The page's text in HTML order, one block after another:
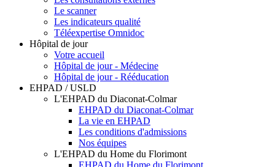
Le scanner
Les indicateurs qualité
Téléexpertise Omnidoc
Hôpital de jour
Votre accueil
Hôpital de jour - Médecine
Hôpital de jour - Rééducation
EHPAD / USLD
L'EHPAD du Diaconat-Colmar
EHPAD du Diaconat-Colmar
La vie en EHPAD
Les conditions d'admissions
Nos équipes
L'EHPAD du Home du Florimont
EHPAD du Home du Florimont